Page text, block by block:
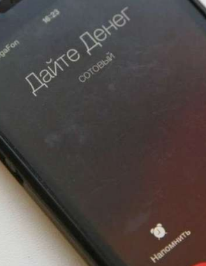
области: есть
инфраструктуры
в топе зарплатного
и ВолгГМУ вошли в топ‑15
и фармацевтики
районе Волгограда стартует
моста через Волго‑Донской